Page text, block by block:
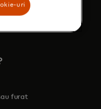
furat
uri